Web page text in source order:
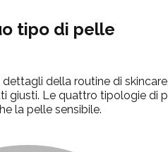
tipo di pelle
dettagli della routine di
giusti. Le quattro tipologie di
la pelle sensibile.